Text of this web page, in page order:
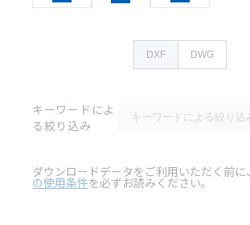
DXF DWG
キーワードによ
る絞り込み
ダウンロードデータをご利用いただく前に、
の使用条件を必ずお読みください。